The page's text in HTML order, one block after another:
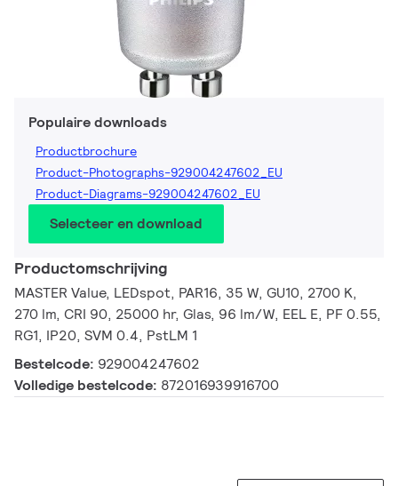
Populaire downloads
Productbrochure
Product-Photographs-929004247602_EU
Product-Diagrams-929004247602_EU
Selecteer en download
Productomschrijving
MASTER Value, LEDspot, PAR16, 35 W, GU10, 2700 K,
270 lm, CRI 90, 25000 hr, Glas, 96 lm/W, EEL E, PF 0.55,
RG1, IP20, SVM 0.4, PstLM 1
Bestelcode: 929004247602
Volledige bestelcode: 872016939916700